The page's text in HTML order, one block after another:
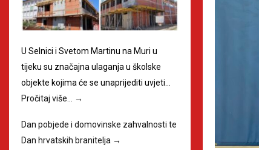
U Selnici i Svetom Martinu na Muri u
tijeku su značajna ulaganja u školske
objekte kojima će se unaprijediti uvjeti…
Pročitaj više…
→
Dan pobjede i domovinske zahvalnosti te
Dan hrvatskih branitelja →